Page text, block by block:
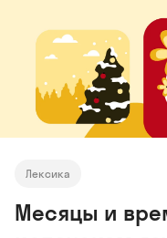
Лексика
Месяцы и